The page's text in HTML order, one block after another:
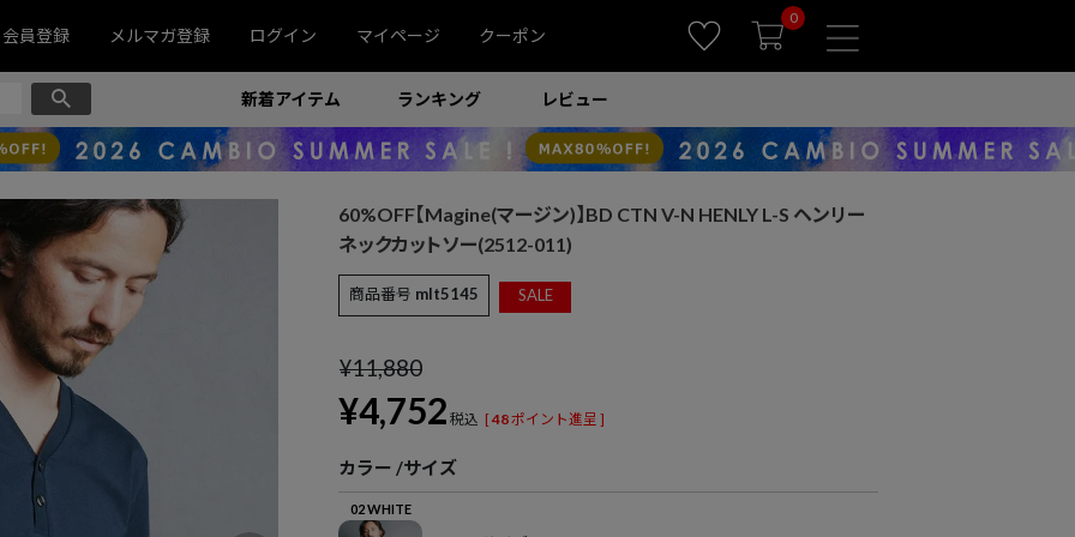
会員登録 メルマガ登録 ログイン マイページ クーポン
0
新着アイテム ランキング レビュー
60%OFF【Magine(マージン)】BD CTN V-N HENLY L-S ヘンリー
ネックカットソー(2512-011)
商品番号 mlt5145 SALE
¥11,880
¥4,752 税込 [48ポイント進呈 ]
カラー サイズ
02 WHITE